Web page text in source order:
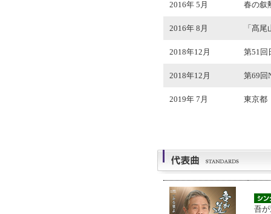
2016年 5月 春の叙
2016年 8月 「髙
2018年12月 第51回
2018年12月 第69回
2019年 7月 東京都
吾